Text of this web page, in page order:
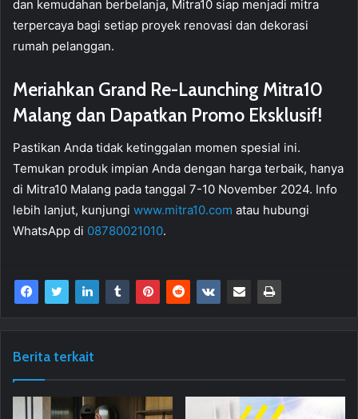
dan kemudahan berbelanja, Mitra10 siap menjadi mitra
terpercaya bagi setiap proyek renovasi dan dekorasi
rumah pelanggan.
Meriahkan Grand Re-Launching Mitra10
Malang dan Dapatkan Promo Eksklusif!
Pastikan Anda tidak ketinggalan momen spesial ini.
Temukan produk impian Anda dengan harga terbaik, hanya
di Mitra10 Malang pada tanggal 7-10 November 2024. Info
lebih lanjut, kunjungi www.mitra10.com atau hubungi
WhatsApp di 08780021010.
Berita terkait